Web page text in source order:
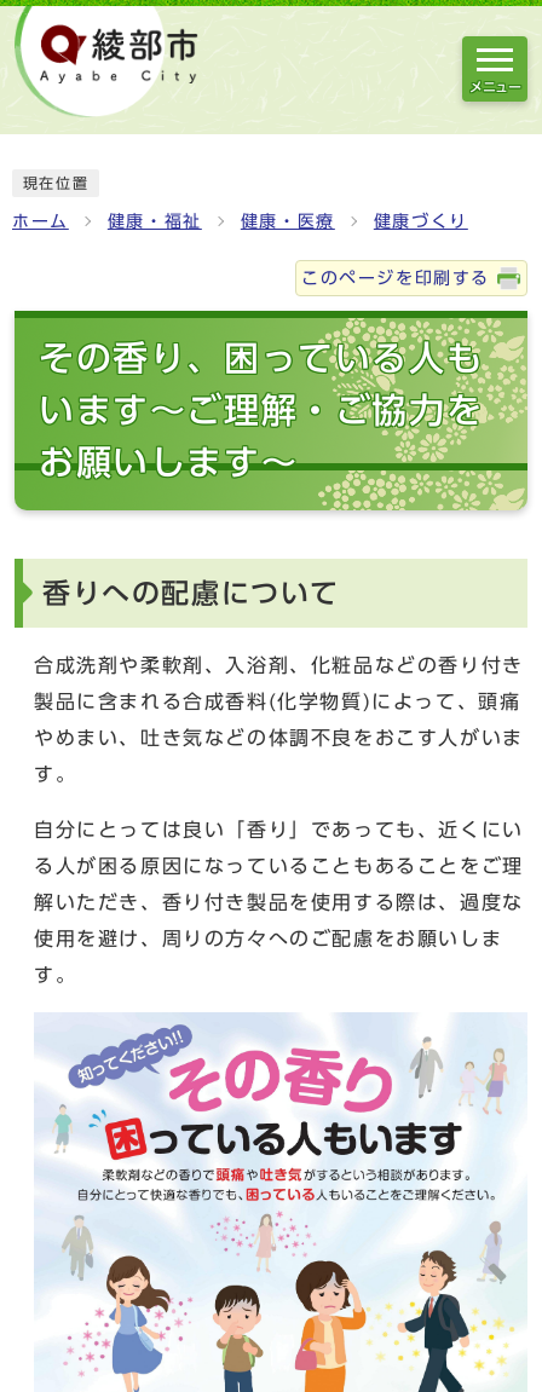
メニュー
現在位置
ホーム 健康・福祉 健康・医療 健康づくり
このページを印刷する
その香り、困っている人も
います～ご理解・ご協力を
お願いします～
香りへの配慮について
合成洗剤や柔軟剤、入浴剤、化粧品などの香り付き
製品に含まれる合成香料(化学物質)によって、頭痛
やめまい、吐き気などの体調不良をおこす人がいま
す。
自分にとっては良い「香り」であっても、近くにい
る人が困る原因になっていることもあることをご理
解いただき、香り付き製品を使用する際は、過度な
使用を避け、周りの方々へのご配慮をお願いしま
す。